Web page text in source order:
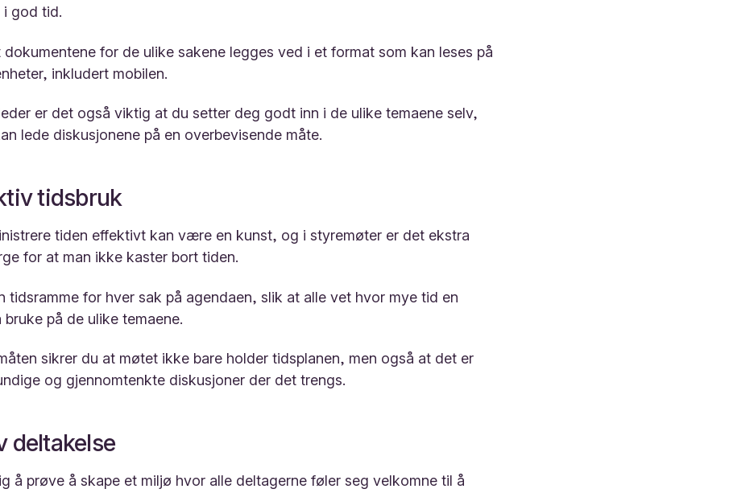
i god tid.
for de ulike sakene legges ved i et format som kan leses på
inkludert mobilen.
er det også viktig at du setter deg godt inn i de ulike temaene selv,
lede diskusjonene på en overbevisende måte.
tidsbruk
tiden effektivt kan være en kunst, og i styremøter er det ekstra
for at man ikke kaster bort tiden.
tidsramme for hver sak på agendaen, slik at alle vet hvor mye tid en
på de ulike temaene.
sikrer du at møtet ikke bare holder tidsplanen, men også at det er
og gjennomtenkte diskusjoner der det trengs.
deltakelse
å prøve å skape et miljø hvor alle deltagerne føler seg velkomne til å